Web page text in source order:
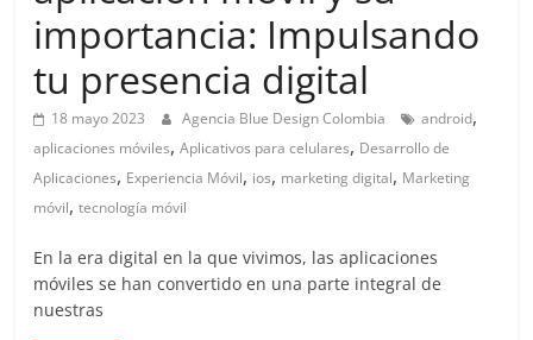
de
Publicidad
en
Colombia
|
importancia: Impulsando
tu presencia digital
18 mayo 2023 Agencia Blue Design Colombia android,
aplicaciones móviles,Aplicativos para celulares, Desarrollo de
Aplicaciones, Experiencia Móvil, ios, marketing digital, Marketing
móvil,tecnología móvil
En la era digital en la que vivimos, las aplicaciones
móviles se han convertido en una parte integral de
nuestras